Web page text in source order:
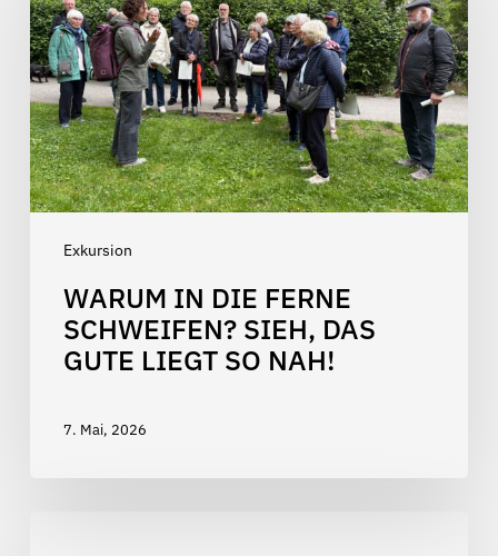
Exkursion
Ferne
schweifen?
Sieh,
das
Gute
liegt
so
WARUM IN DIE FERNE
SCHWEIFEN? SIEH, DAS
GUTE LIEGT SO NAH!
7. Mai, 2026